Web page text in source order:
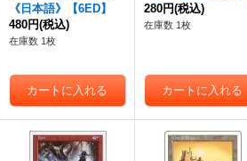
《日本語》【6ED】
480円(税込)
在庫数 1枚
280円(税込)
在庫数 1枚